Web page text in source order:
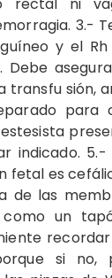
3.-
y el Rh
sión,
para
indicado. 5.-
fetal es
de las
un
si no,